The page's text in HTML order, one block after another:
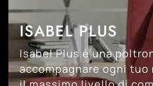
ISABEL PLUS
Isabel Plus è una
accompagnare ogni